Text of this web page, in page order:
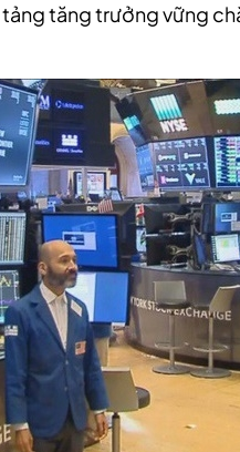
tăng trưởng vững